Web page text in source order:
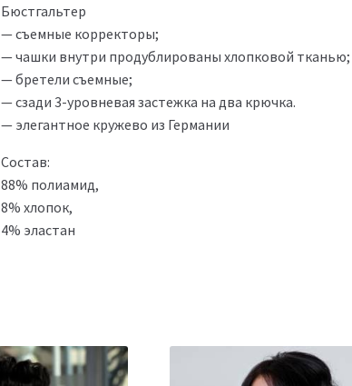
Бюстгальтер
— съемные корректоры;
— чашки внутри продублированы хлопковой тканью;
— бретели съемные;
— сзади 3-уровневая застежка на два крючка.
— элегантное кружево из Германии
Состав:
88% полиамид,
8% хлопок,
4% эластан